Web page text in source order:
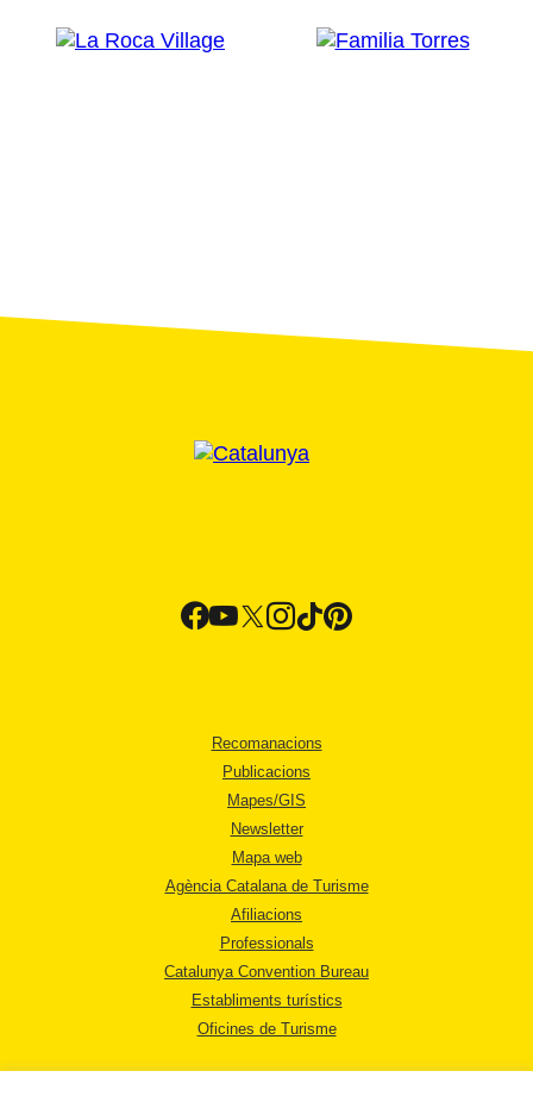
Recomanacions
Publicacions
Mapes/GIS
Newsletter
Mapa web
Agència Catalana de Turisme
Afiliacions
Professionals
Catalunya Convention Bureau
Establiments turístics
Oficines de Turisme